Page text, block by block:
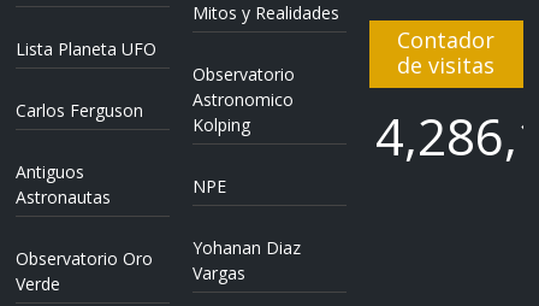
Lista Planeta UFO
Carlos Ferguson
Antiguos
Astronautas
Observatorio Oro
Verde
Mitos y Realidades
Observatorio
Astronomico
Kolping
NPE
Yohanan Diaz
Vargas
Contador
de visitas